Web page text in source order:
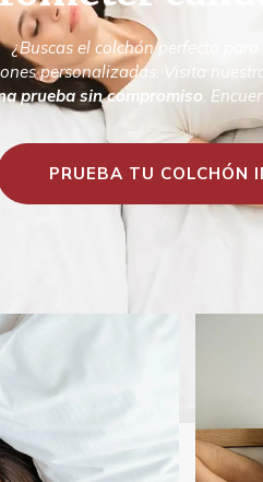
¿Buscas el colchón perfecto para
personalizadas. Visita
prueba sin compromiso.
PRUEBA TU COLCHÓN